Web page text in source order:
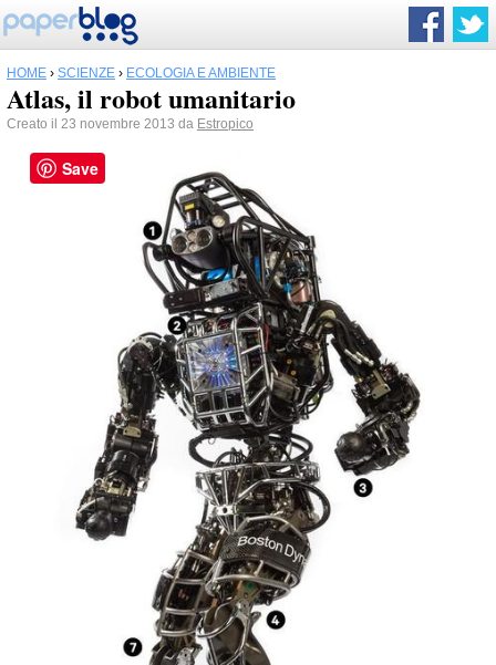
HOME › SCIENZE › ECOLOGIA E AMBIENTE
Atlas, il robot umanitario
Creato il 23 novembre 2013 da Estropico
Save